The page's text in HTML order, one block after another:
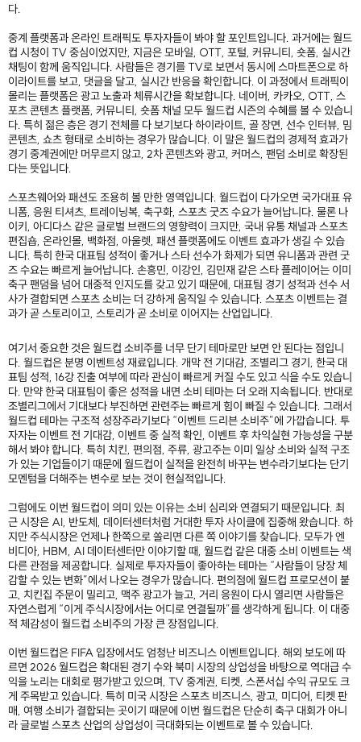
다.
중계 플랫폼과 온라인 트래픽도 투자자들이 봐야 할 포인트입니다. 과거에는 월드
컵 시청이 TV 중심이었지만, 지금은 모바일, OTT, 포털, 커뮤니티, 숏폼, 실시간
채팅이 함께 움직입니다. 사람들은 경기를 TV로 보면서 동시에 스마트폰으로 하
이라이트를 보고, 댓글을 달고, 실시간 반응을 확인합니다. 이 과정에서 트래픽이
몰리는 플랫폼은 광고 노출과 체류시간을 확보합니다. 네이버, 카카오, OTT, 스
포츠 콘텐츠 플랫폼, 커뮤니티, 숏폼 채널 모두 월드컵 시즌의 수혜를 볼 수 있습니
다. 특히 젊은 층은 경기 전체를 다 보기보다 하이라이트, 골 장면, 선수 인터뷰, 밈
콘텐츠, 쇼츠 형태로 소비하는 경우가 많습니다. 이 말은 월드컵의 경제적 효과가
경기 중계권에만 머무르지 않고, 2차 콘텐츠와 광고, 커머스, 팬덤 소비로 확장된
다는 뜻입니다.
스포츠웨어와 패션도 조용히 볼 만한 영역입니다. 월드컵이 다가오면 국가대표 유
니폼, 응원 티셔츠, 트레이닝복, 축구화, 스포츠 굿즈 수요가 늘어납니다. 물론 나
이키, 아디다스 같은 글로벌 브랜드의 영향력이 크지만, 국내 유통 채널과 스포츠
편집숍, 온라인몰, 백화점, 아울렛, 패션 플랫폼에도 이벤트 효과가 생길 수 있습
니다. 특히 한국 대표팀 성적이 좋거나 스타 선수가 화제가 되면 유니폼과 관련 굿
즈 수요는 빠르게 늘어납니다. 손흥민, 이강인, 김민재 같은 스타 플레이어는 이미
축구 팬덤을 넘어 대중적 인지도를 갖고 있기 때문에, 대표팀 경기 성적과 선수 서
사가 결합되면 스포츠 소비는 더 강하게 움직일 수 있습니다. 스포츠 이벤트는 결
과가 곧 스토리이고, 스토리가 곧 소비로 이어지는 산업입니다.
여기서 중요한 것은 월드컵 소비주를 너무 단기 테마로만 보면 안 된다는 점입니
다. 월드컵은 분명 이벤트성 재료입니다. 개막 전 기대감, 조별리그 경기, 한국 대
표팀 성적, 16강 진출 여부에 따라 관심이 빠르게 커질 수도 있고 식을 수도 있습니
다. 만약 한국 대표팀이 좋은 성적을 내면 소비 테마는 더 오래 지속됩니다. 반대로
조별리그에서 기대보다 부진하면 관련주는 빠르게 힘이 빠질 수 있습니다. 그래서
월드컵 테마는 구조적 성장주라기보다 “이벤트 드리븐 소비주”에 가깝습니다. 투
자자는 이벤트 전 기대감, 이벤트 중 실적 확인, 이벤트 후 차익실현 가능성을 구분
해서 봐야 합니다. 특히 치킨, 편의점, 주류, 광고주는 이미 일상 소비와 실적 구조
가 있는 기업들이기 때문에 월드컵이 실적을 완전히 바꾸는 변수라기보다는 단기
모멘텀을 더해주는 변수로 보는 것이 현실적입니다.
그럼에도 이번 월드컵이 의미 있는 이유는 소비 심리와 연결되기 때문입니다. 최
근 시장은 AI, 반도체, 데이터센터처럼 거대한 투자 사이클에 집중해 왔습니다. 하
지만 주식시장은 언제나 한쪽으로 쏠리면 다른 쪽 이야기를 찾습니다. 모두가 엔
비디아, HBM, AI 데이터센터만 이야기할 때, 월드컵 같은 대중 소비 이벤트는 색
다른 관점을 제공합니다. 실제로 투자자들이 좋아하는 테마는 “사람들이 당장 체
감할 수 있는 변화”에서 나오는 경우가 많습니다. 편의점에 월드컵 프로모션이 붙
고, 치킨집 주문이 밀리고, 맥주 광고가 늘고, 거리 응원이 다시 열리면 사람들은
자연스럽게 “이게 주식시장에서는 어디로 연결될까”를 생각하게 됩니다. 이 대중
적 체감성이 월드컵 소비주의 가장 큰 장점입니다.
이번 월드컵은 FIFA 입장에서도 엄청난 비즈니스 이벤트입니다. 해외 보도에 따
르면 2026 월드컵은 확대된 경기 수와 북미 시장의 상업성을 바탕으로 역대급 수
익을 노리는 대회로 평가받고 있으며, TV 중계권, 티켓, 스폰서십 수익 규모도 크
게 주목받고 있습니다. 특히 미국 시장은 스포츠 비즈니스, 광고, 미디어, 티켓 판
매, 여행 소비가 결합되는 곳이기 때문에 이번 월드컵은 단순히 축구 대회가 아니
라 글로벌 스포츠 산업의 상업성이 극대화되는 이벤트로 볼 수 있습니다.